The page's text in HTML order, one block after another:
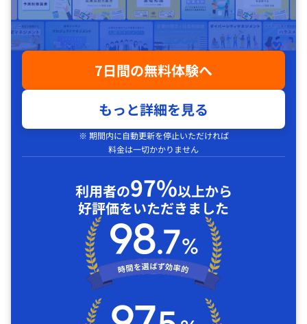
7日間の無料体験へ
もっと詳細を見る
※ 期間内に自動更新を停止いただければ
料金は一切かかりません
利用者の97%以上から
好評価をいただきました